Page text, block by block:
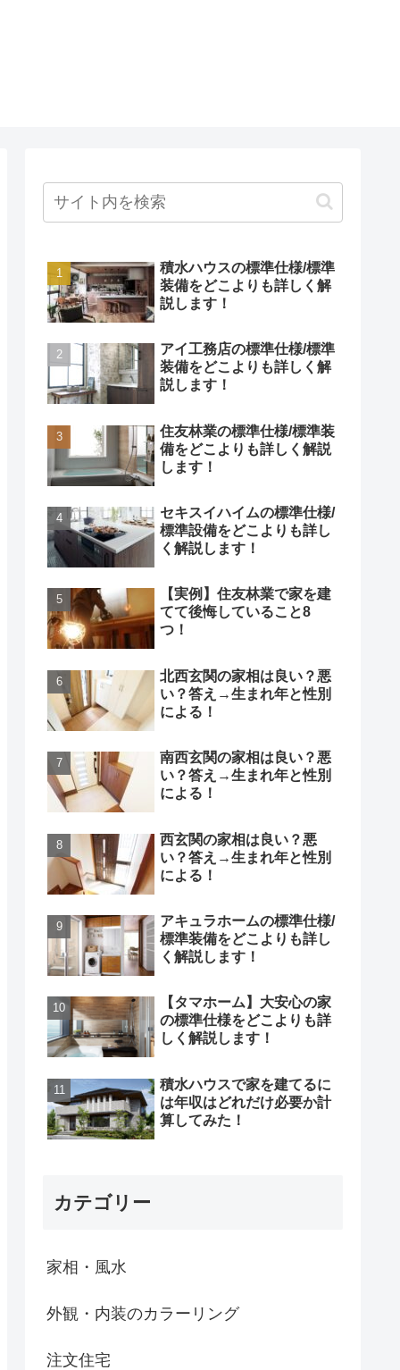
積水ハウスの標準仕様/標準
装備をどこよりも詳しく解
説します！
アイ工務店の標準仕様/標準
装備をどこよりも詳しく解
説します！
住友林業の標準仕様/標準装
備をどこよりも詳しく解説
します！
セキスイハイムの標準仕様/
標準設備をどこよりも詳し
く解説します！
【実例】住友林業で家を建
てて後悔していること8
つ！
北西玄関の家相は良い？悪
い？答え→生まれ年と性別
による！
南西玄関の家相は良い？悪
い？答え→生まれ年と性別
による！
西玄関の家相は良い？悪
い？答え→生まれ年と性別
による！
アキュラホームの標準仕様/
標準装備をどこよりも詳し
く解説します！
【タマホーム】大安心の家
の標準仕様をどこよりも詳
しく解説します！
積水ハウスで家を建てるに
は年収はどれだけ必要か計
算してみた！
カテゴリー
家相・風水
外観・内装のカラーリング
注文住宅